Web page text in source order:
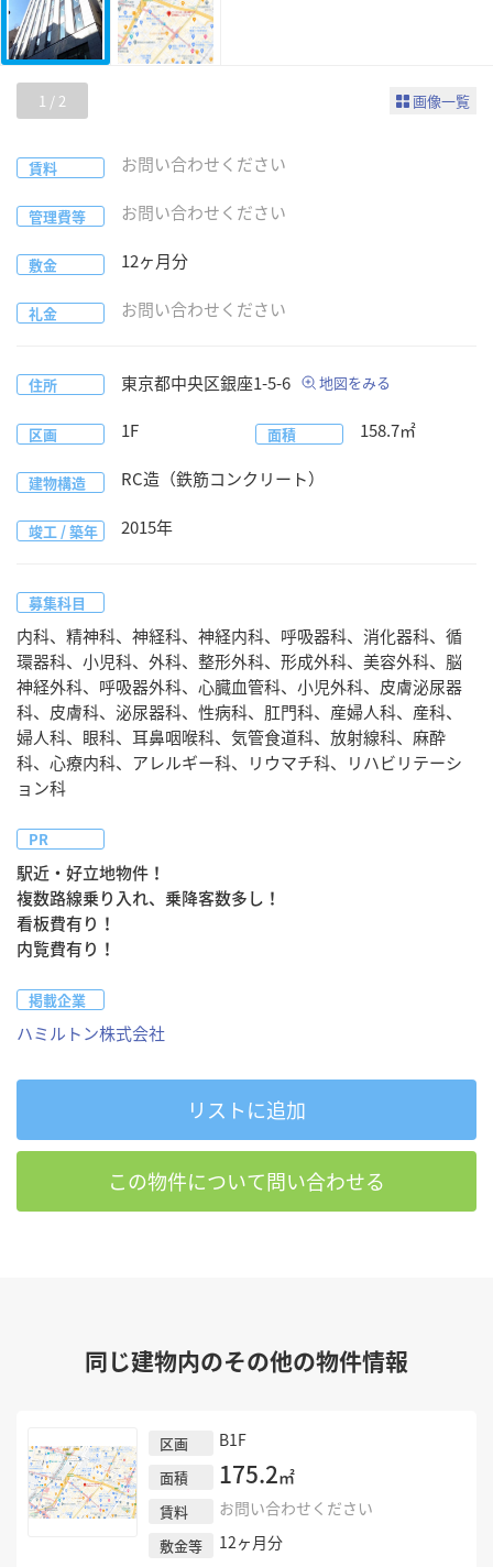
1 / 2 画像一覧
賃料 お問い合わせください
管理費等 お問い合わせください
敷金 12ヶ月分
礼金 お問い合わせください
住所 東京都中央区銀座1-5-6 地図をみる
区画 1F 面積 158.7㎡
建物構造 RC造（鉄筋コンクリート）
竣工 / 築年 2015年
募集科目
内科、精神科、神経科、神経内科、呼吸器科、消化器科、循
環器科、小児科、外科、整形外科、形成外科、美容外科、脳
神経外科、呼吸器外科、心臓血管科、小児外科、皮膚泌尿器
科、皮膚科、泌尿器科、性病科、肛門科、産婦人科、産科、
婦人科、眼科、耳鼻咽喉科、気管食道科、放射線科、麻酔
科、心療内科、アレルギー科、リウマチ科、リハビリテーシ
ョン科
PR
駅近・好立地物件！
複数路線乗り入れ、乗降客数多し！
看板費有り！
掲載企業
ハミルトン株式会社
リストに追加
この物件について問い合わせる
同じ建物内のその他の物件情報
区画 B1F
面積 175.2㎡
賃料 お問い合わせください
敷金等 12ヶ月分